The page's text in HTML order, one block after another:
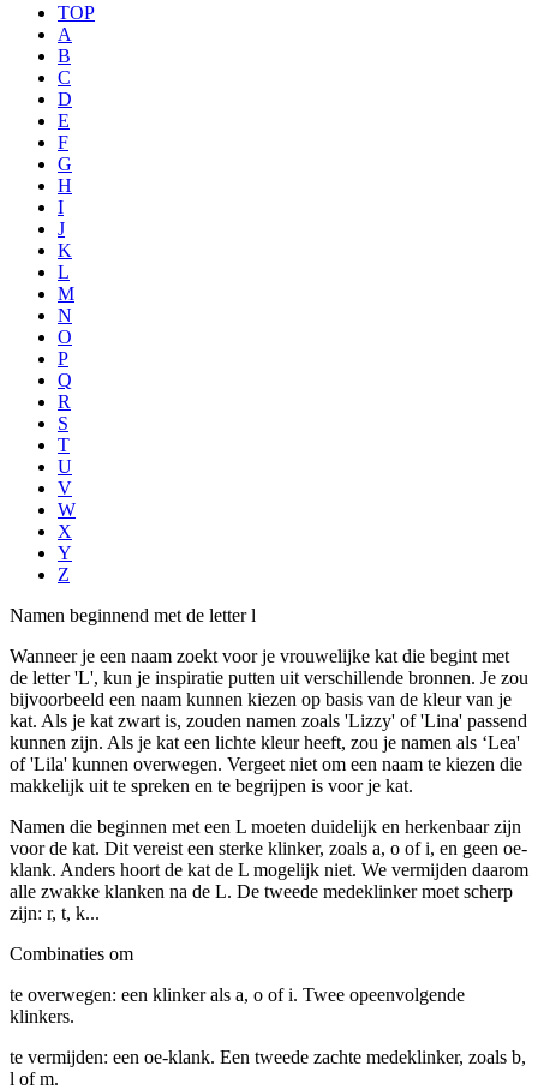
TOP
A
B
C
D
E
F
G
H
I
J
K
L
M
N
O
P
Q
R
S
T
U
V
W
X
Y
Z
Namen beginnend met de letter l
Wanneer je een naam zoekt voor je vrouwelijke kat die begint met
de letter 'L', kun je inspiratie putten uit verschillende bronnen. Je zou
bijvoorbeeld een naam kunnen kiezen op basis van de kleur van je
kat. Als je kat zwart is, zouden namen zoals 'Lizzy' of 'Lina' passend
kunnen zijn. Als je kat een lichte kleur heeft, zou je namen als ‘Lea'
of 'Lila' kunnen overwegen. Vergeet niet om een naam te kiezen die
makkelijk uit te spreken en te begrijpen is voor je kat.
Namen die beginnen met een L moeten duidelijk en herkenbaar zijn
voor de kat. Dit vereist een sterke klinker, zoals a, o of i, en geen oe-
klank. Anders hoort de kat de L mogelijk niet. We vermijden daarom
alle zwakke klanken na de L. De tweede medeklinker moet scherp
zijn: r, t, k...
Combinaties om
te overwegen: een klinker als a, o of i. Twee opeenvolgende
klinkers.
te vermijden: een oe-klank. Een tweede zachte medeklinker, zoals b,
l of m.